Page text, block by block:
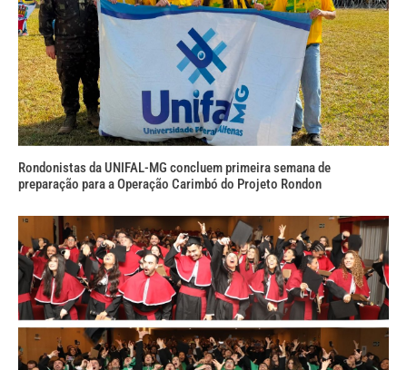
Rondonistas da UNIFAL-MG concluem primeira semana de
preparação para a Operação Carimbó do Projeto Rondon